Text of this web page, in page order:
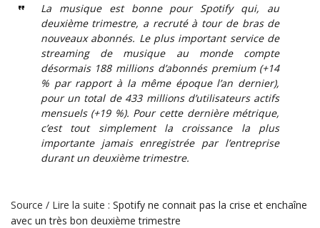
La musique est bonne pour Spotify qui, au
deuxième trimestre, a recruté à tour de bras de
nouveaux abonnés. Le plus important service de
streaming de musique au monde compte
désormais 188 millions d’abonnés premium (+14
% par rapport à la même époque l’an dernier),
pour un total de 433 millions d’utilisateurs actifs
mensuels (+19 %). Pour cette dernière métrique,
c’est tout simplement la croissance la plus
importante jamais enregistrée par l’entreprise
durant un deuxième trimestre.
Source / Lire la suite : Spotify ne connait pas la crise et enchaîne
avec un très bon deuxième trimestre